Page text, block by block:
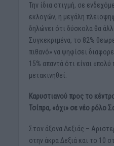
Την ίδια στιγμή, σε
εκλογών, η μεγάλη
δηλώνει ότι δύσκολα θα
Συγκεκριμένα, το 82%
πιθανό» να ψηφίσει
15% απαντά ότι είναι
μετακινηθεί.
Καρυστιανού προς το
Τσίπρα, «όχι» σε νέο ρόλο
Στον άξονα Δεξιάς –
στην άκρα Δεξιά και το 10